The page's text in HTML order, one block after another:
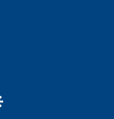
google